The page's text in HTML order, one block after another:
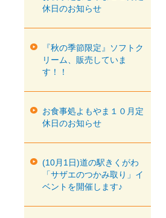
休日のお知らせ
『秋の季節限定』ソフトク
リーム、販売していま
す！！
お食事処よもやま１０月定
休日のお知らせ
(10月1日)道の駅きくがわ
「サザエのつかみ取り」イ
ベントを開催します♪